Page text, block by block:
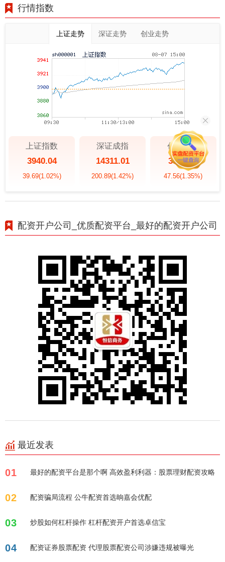
行情指数
上证走势 深证走势 创业走势
上证指数
3940.04
39.69(1.02%)
深证成指
14311.01
200.89(1.42%)
创业板指
3563.12
47.56(1.35%)
配资开户公司_优质配资平台_最好的配资开户公司
最近发表
01 最好的配资平台是那个啊 高效盈利利器：股票理财配资攻略
02 配资骗局流程 公牛配资首选晌嘉会优配
03 炒股如何杠杆操作 杠杆配资开户首选卓信宝
04 配资证券股票配资 代理股票配资公司涉嫌违规被曝光